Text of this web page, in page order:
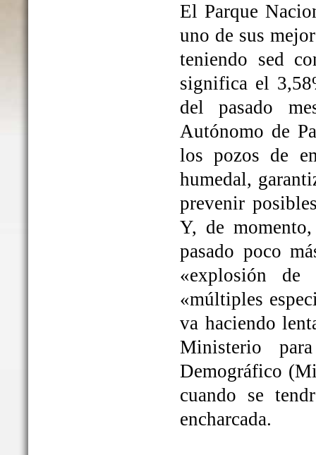
El Parque
uno de sus
teniendo sed
significa el
del pasado
Autónomo de
los pozos de
humedal,
prevenir
Y, de
pasado poco
«explosión
«múltiples
va haciendo
Ministerio
Demográfico
cuando se
encharcada.